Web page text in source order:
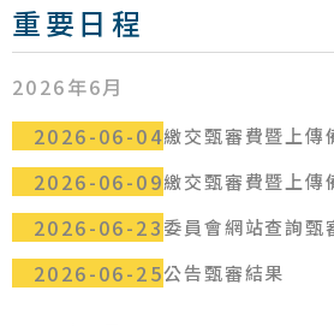
重要日程
2026年6月
2026-06-04繳交甄審費暨上傳
2026-06-09繳交甄審費暨上傳
2026-06-23委員會網站查詢甄
2026-06-25公告甄審結果